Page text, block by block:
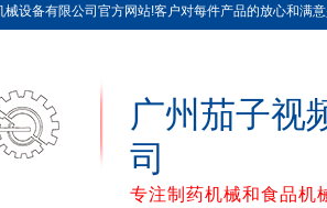
设备有限公司官方网站!客户对每件产品的放心和满意是
广州茄子视
司
专注制药机械和食品机